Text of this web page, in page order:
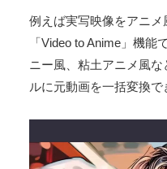
例えば実写映像をアニ
「Video to Anime」機
ニー風、粘土アニメ風
ルに元動画を一括変換で